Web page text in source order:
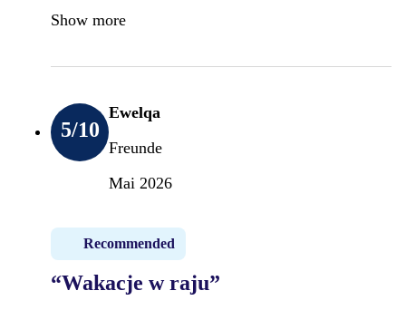
Show more
5/10
Ewelqa
Freunde
Mai 2026
Recommended
“Wakacje w raju”